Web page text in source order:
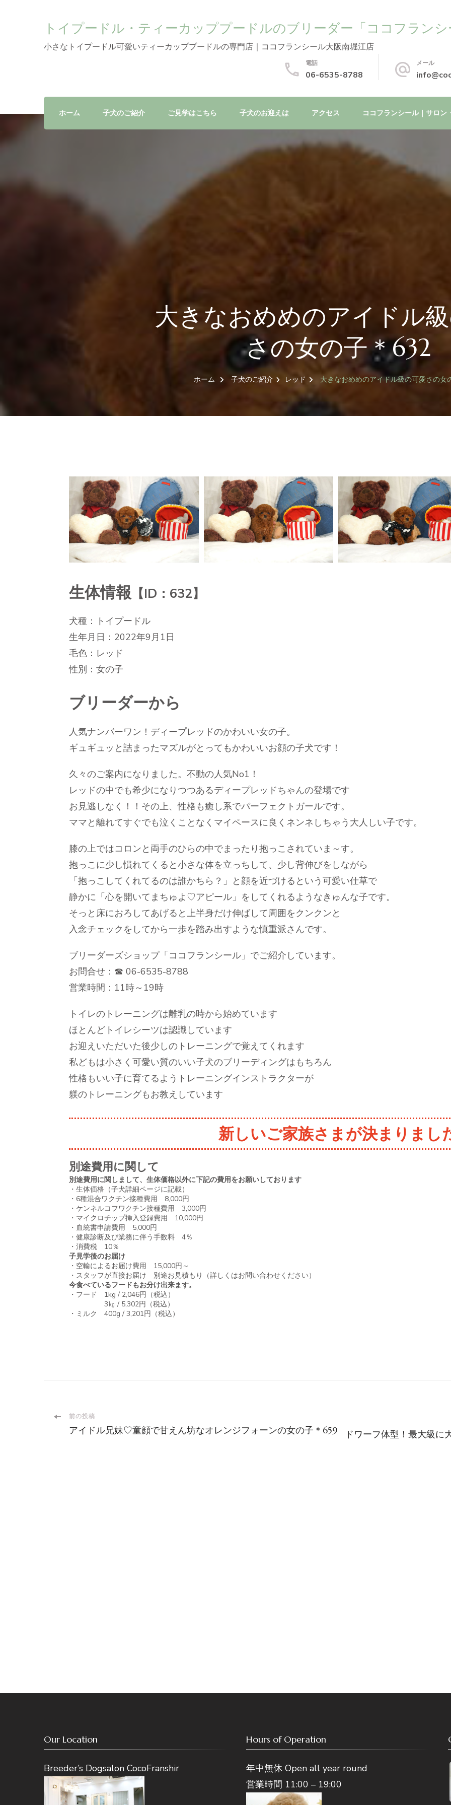
トイプードル・ティーカッププードルのブリーダー「ココフラン
小さなトイプードル可愛いティーカッププードルの専門店｜ココフランシール大阪南堀江店
電話
06-6535-8788
メール
ホーム 子犬のご紹介 ご見学はこちら 子犬のお迎えは アクセス ココフランシール｜サロン
大きなおめめのアイドル
さの女の子＊632
ホーム 子犬のご紹介 レッド 大きなおめめのアイドル級の可愛さの女
生体情報 【ID：632】
犬種：トイプードル
生年月日：2022年9月1日
毛色：レッド
性別：女の子
ブリーダーから
人気ナンバーワン！ディープレッドのかわいい女の子。
ギュギュッと詰まったマズルがとってもかわいいお顔の子犬です！
久々のご案内になりました。不動の人気No1！
レッドの中でも希少になりつつあるディープレッドちゃんの登場です
お見逃しなく！！その上、性格も癒し系でパーフェクトガールです。
ママと離れてすぐでも泣くことなくマイペースに良くネンネしちゃう大人しい子です。
膝の上ではコロンと両手のひらの中でまったり抱っこされていま～す。
抱っこに少し慣れてくると小さな体を立っちして、少し背伸びをしながら
「抱っこしてくれてるのは誰かちら？」と顔を近づけるという可愛い仕草で
静かに「心を開いてまちゅよ♡アピール」をしてくれるようなきゅんな子です。
そっと床におろしてあげると上半身だけ伸ばして周囲をクンクンと
入念チェックをしてから一歩を踏み出すような慎重派さんです。
ブリーダーズショップ「ココフランシール」でご紹介しています。
お問合せ：☎ 06-6535-8788
営業時間：11時～19時
トイレのトレーニングは離乳の時から始めています
ほとんどトイレシーツは認識しています
お迎えいただいた後少しのトレーニングで覚えてくれます
私どもは小さく可愛い質のいい子犬のブリーディングはもちろん
性格もいい子に育てるようトレーニングインストラクターが
躾のトレーニングもお教えしています
新しいご家族さまが決まりまし
別途費用に関して
別途費用に関しまして、生体価格以外に下記の費用をお願いしております
・生体価格（子犬詳細ページに記載）
・6種混合ワクチン接種費用 8,000円
・ケンネルコフワクチン接種費用 3,000円
・マイクロチップ挿入登録費用 10,000円
・血統書申請費用 5,000円
・健康診断及び業務に伴う手数料 4％
・消費税 10％
子見学後のお届け
・空輸によるお届け費用 15,000円～
・スタッフが直接お届け 別途お見積もり（詳しくはお問い合わせください）
今食べているフードもお分け出来ます。
・フード 1kg / 2,046円（税込）
3㎏ / 5,302円（税込）
・ミルク 400g / 3,201円（税込）
投
前の投稿
アイドル兄妹♡童顔で甘えん坊なオレンジフォーンの女の子＊659 ドワーフ体型！最大級に
Our Location
Breeder’s Dogsalon CocoFranshir
Hours of Operation
年中無休 Open all year round
営業時間 11:00 – 19:00